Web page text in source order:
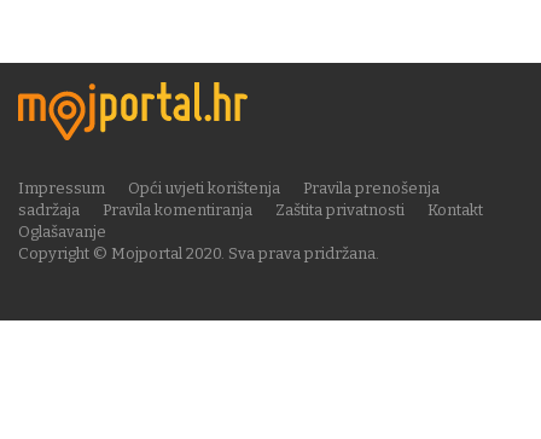
Copyright © Mojportal 2020. Sva prava pridržana.
Impressum Opći uvjeti korištenja
Pravila prenošenja
sadržaja
Pravila komentiranja Zaštita privatnosti
Kontakt
Oglašavanje